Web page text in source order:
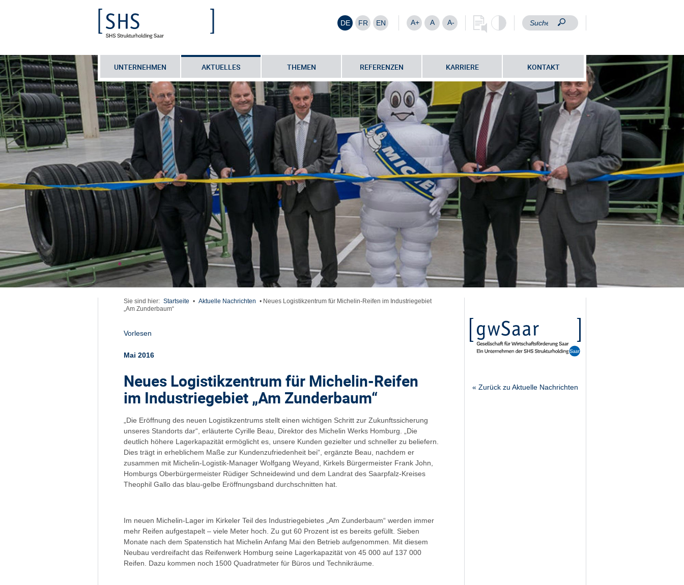
DE FR EN A+ A A-
UNTERNEHMEN AKTUELLES THEMEN REFERENZEN KARRIERE KONTAKT
Sie sind hier: Startseite • Aktuelle Nachrichten • Neues Logistikzentrum für Michelin-Reifen im Industriegebiet
„Am Zunderbaum“
Vorlesen
Mai 2016
Neues Logistikzentrum für Michelin-Reifen
im Industriegebiet „Am Zunderbaum“
„Die Eröffnung des neuen Logistikzentrums stellt einen wichtigen Schritt zur Zukunftssicherung
unseres Standorts dar“, erläuterte Cyrille Beau, Direktor des Michelin Werks Homburg. „Die
deutlich höhere Lagerkapazität ermöglicht es, unsere Kunden gezielter und schneller zu beliefern.
Dies trägt in erheblichem Maße zur Kundenzufriedenheit bei“, ergänzte Beau, nachdem er
zusammen mit Michelin-Logistik-Manager Wolfgang Weyand, Kirkels Bürgermeister Frank John,
Homburgs Oberbürgermeister Rüdiger Schneidewind und dem Landrat des Saarpfalz-Kreises
Theophil Gallo das blau-gelbe Eröffnungsband durchschnitten hat.
Im neuen Michelin-Lager im Kirkeler Teil des Industriegebietes „Am Zunderbaum“ werden immer
mehr Reifen aufgestapelt – viele Meter hoch. Zu gut 60 Prozent ist es bereits gefüllt. Sieben
Monate nach dem Spatenstich hat Michelin Anfang Mai den Betrieb aufgenommen. Mit diesem
Neubau verdreifacht das Reifenwerk Homburg seine Lagerkapazität von 45 000 auf 137 000
Reifen. Dazu kommen noch 1500 Quadratmeter für Büros und Technikräume.
« Zurück zu Aktuelle Nachrichten